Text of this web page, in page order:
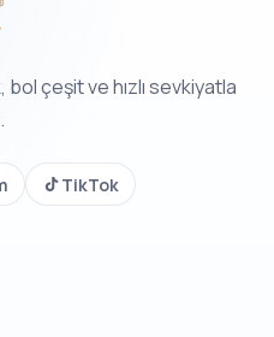
çeşit ve hızlı sevkiyatla
TikTok